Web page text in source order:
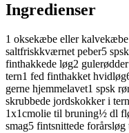
Ingredienser
1 oksekæbe eller
saltfriskkværnet peber5 spsk
finthakkede løg2 gulerødder
tern1 fed finthakket hvidløg
gerne hjemmelavet1 spsk
skrubbede jordskokker i
1x1cmolie til bruning½ dl
smag5 fintsnittede forårsløg